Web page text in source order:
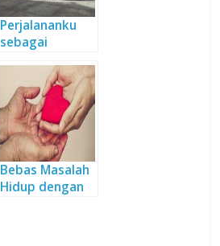
Perjalananku
sebagai
Muslimah.
Bebas Masalah
Hidup dengan